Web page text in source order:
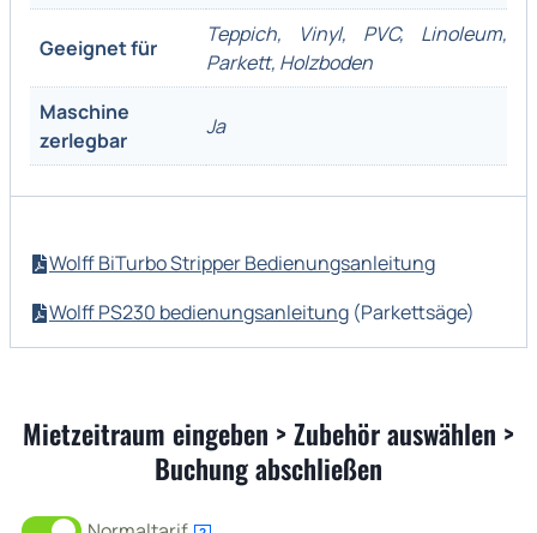
Geeignet für
Teppich, Vinyl, PVC, Linoleum,
Parkett, Holzboden
Maschine
zerlegbar
Ja
Wolff BiTurbo Stripper Bedienungsanleitung
Wolff PS230 bedienungsanleitung (Parkettsäge)
Mietzeitraum eingeben > Zubehör auswählen >
Buchung abschließen